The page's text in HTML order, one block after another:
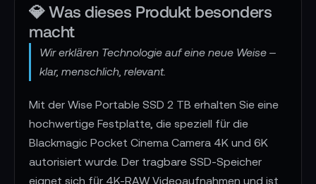
💎 Was dieses Produkt besonders
macht
Wir erklären Technologie auf eine neue Weise –
klar, menschlich, relevant.
Mit der Wise Portable SSD 2 TB erhalten Sie eine
hochwertige Festplatte, die speziell für die
Blackmagic Pocket Cinema Camera 4K und 6K
autorisiert wurde. Der tragbare SSD-Speicher
eignet sich für 4K-RAW Videoaufnahmen und ist